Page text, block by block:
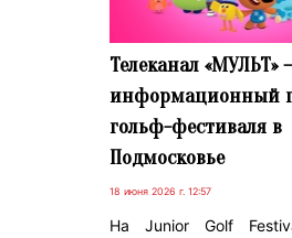
Телеканал «МУЛЬТ» –
информационный
гольф-фестиваля в
Подмосковье
18 июня 2026 г. 12:57
На Junior Golf